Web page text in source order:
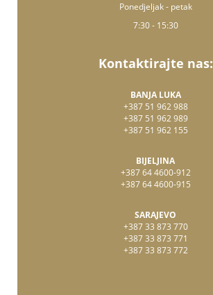
Ponedjeljak - petak
7:30 - 15:30
Kontaktirajte nas:
BANJA LUKA
+387 51 962 988
+387 51 962 989
+387 51 962 155
BIJELJINA
+387 64 4600-912
+387 64 4600-915
SARAJEVO
+387 33 873 770
+387 33 873 771
+387 33 873 772